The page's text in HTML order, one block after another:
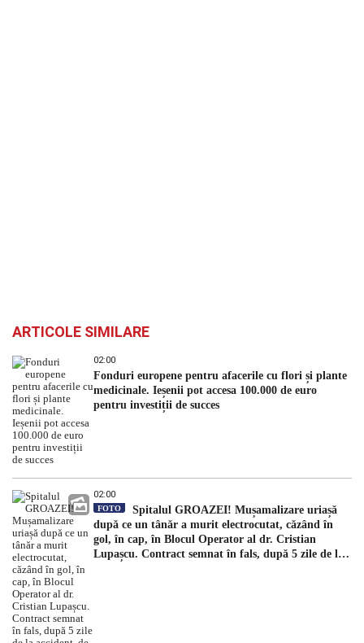
ARTICOLE SIMILARE
02:00
Fonduri europene pentru afacerile cu flori și plante
medicinale. Ieșenii pot accesa 100.000 de euro
pentru investiții de succes
02:00
FOTO
Spitalul GROAZEI! Mușamalizare uriașă
după ce un tânăr a murit electrocutat, căzând în
gol, în cap, în Blocul Operator al dr. Cristian
Lupașcu. Contract semnat în fals, după 5 zile de la